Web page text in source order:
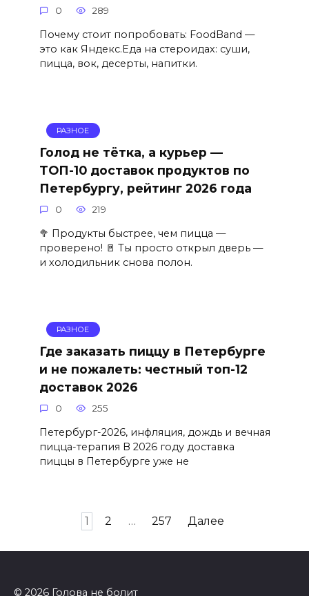
0 289
Почему стоит попробовать: FoodBand —
это как Яндекс.Еда на стероидах: суши,
пицца, вок, десерты, напитки.
РАЗНОЕ
Голод не тётка, а курьер —
ТОП-10 доставок продуктов по
Петербургу, рейтинг 2026 года
0 219
🥦 Продукты быстрее, чем пицца —
проверено! 🚪 Ты просто открыл дверь —
и холодильник снова полон.
РАЗНОЕ
Где заказать пиццу в Петербурге
и не пожалеть: честный топ-12
доставок 2026
0 255
Петербург-2026, инфляция, дождь и вечная
пицца-терапия В 2026 году доставка
пиццы в Петербурге уже не
1 2 … 257 Далее
© 2026 Голова не болит